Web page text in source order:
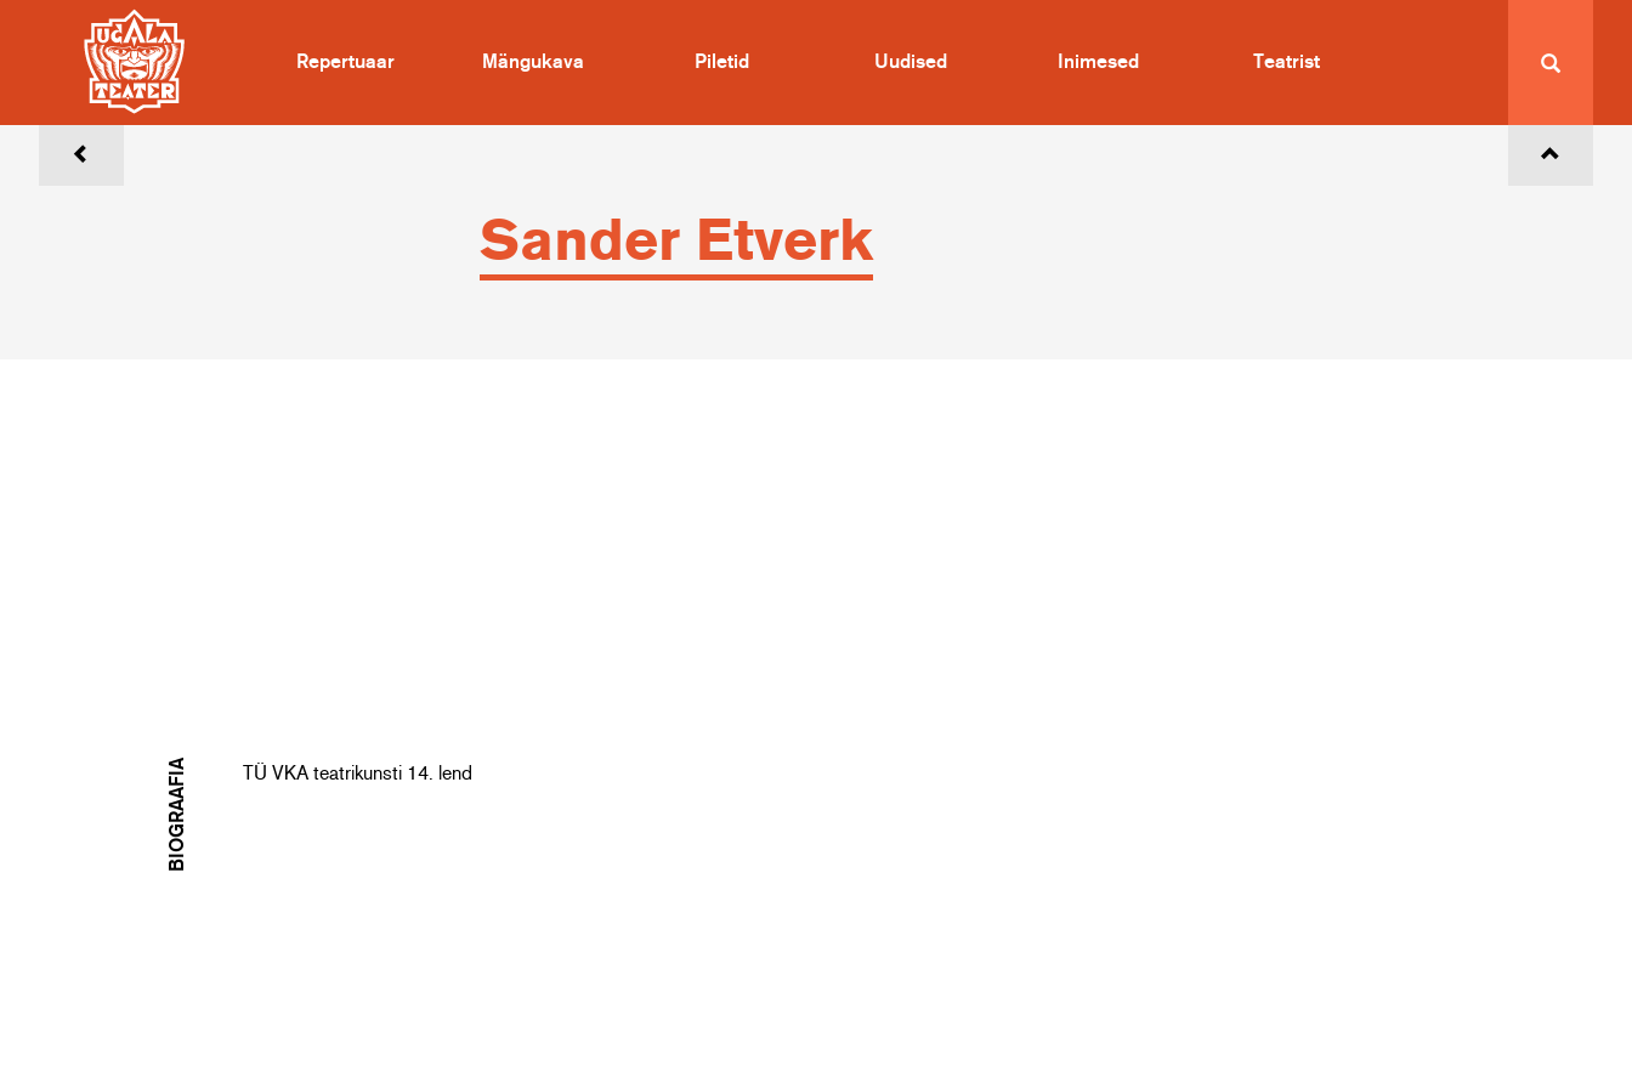
Repertuaar Mängukava Piletid Uudised Inimesed Teatrist
Sander Etverk
BIOGRAAFIA TÜ VKA teatrikunsti 14. lend